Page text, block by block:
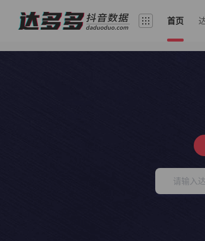
首页